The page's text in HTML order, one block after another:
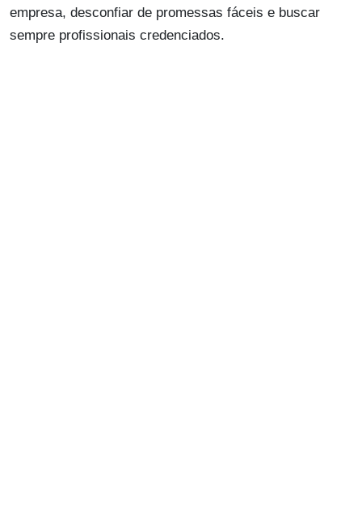
empresa, desconfiar de promessas fáceis e buscar
sempre profissionais credenciados.